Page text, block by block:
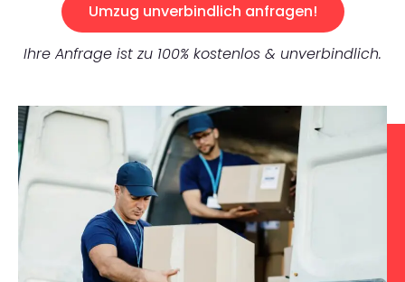
Umzug unverbindlich anfragen!
Ihre Anfrage ist zu 100% kostenlos & unverbindlich.